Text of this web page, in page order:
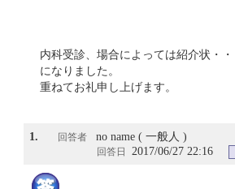
内科受診、場合によっては紹介状・
になりました。
重ねてお礼申し上げます。
1. 回答者 no name ( 一般人 )
回答日 2017/06/27 22:16